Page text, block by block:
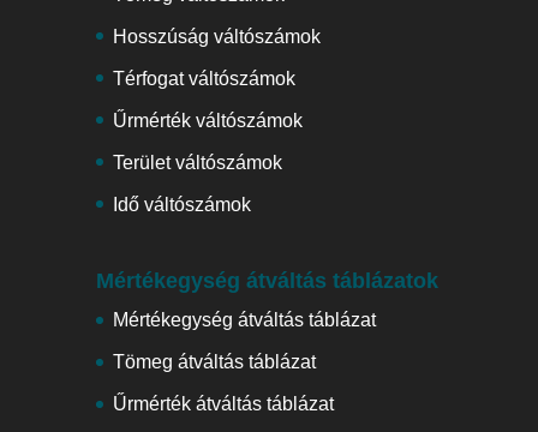
Hosszúság váltószámok
Térfogat váltószámok
Űrmérték váltószámok
Terület váltószámok
Idő váltószámok
Mértékegység átváltás táblázatok
Mértékegység átváltás táblázat
Tömeg átváltás táblázat
Űrmérték átváltás táblázat